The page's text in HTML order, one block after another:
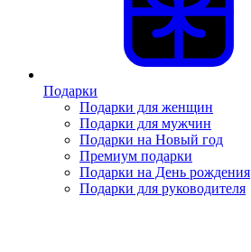
Подарки
Подарки для женщин
Подарки для мужчин
Подарки на Новый год
Премиум подарки
Подарки на День рождения
Подарки для руководителя